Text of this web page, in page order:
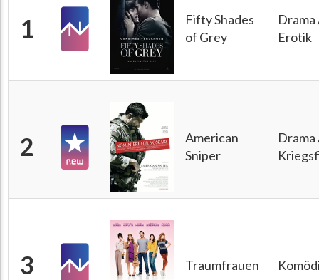
1
Fifty Shades
of Grey
Drama
Erotik
2
American
Sniper
Drama
3 Traumfrauen